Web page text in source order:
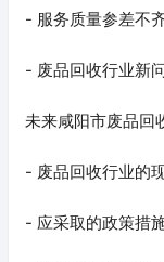
- 服务质量参差不
- 废品回收行业新
未来咸阳市废品回
- 废品回收行业的
- 应采取的政策措